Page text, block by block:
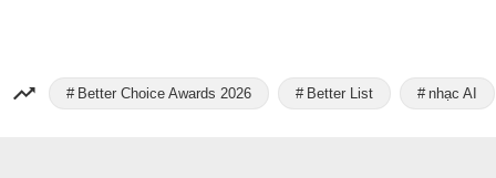
Better Choice Awards 2026 Better List nhạc AI